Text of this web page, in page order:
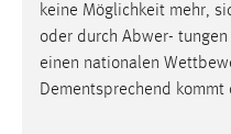
keine Möglichkeit mehr,
oder durch Abwer-
einen nationalen
Dementsprechend